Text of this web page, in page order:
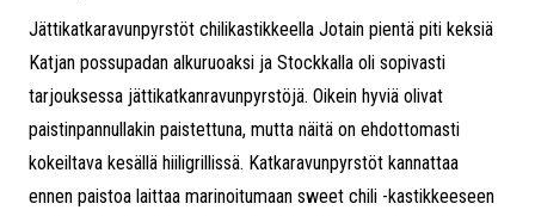
Jättikatkaravunpyrstöt chilikastikkeella Jotain pientä piti keksiä
Katjan possupadan alkuruoaksi ja Stockkalla oli sopivasti
tarjouksessa jättikatkanravunpyrstöjä. Oikein hyviä olivat
paistinpannullakin paistettuna, mutta näitä on ehdottomasti
kokeiltava kesällä hiiligrillissä. Katkaravunpyrstöt kannattaa
ennen paistoa laittaa marinoitumaan sweet chili -kastikkeeseen